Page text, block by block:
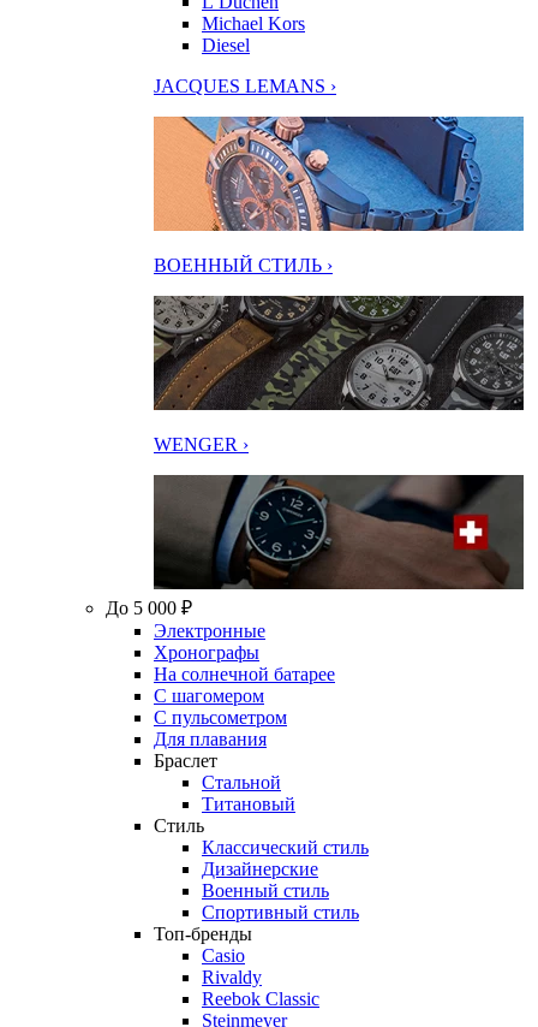
Michael Kors
Diesel
JACQUES LEMANS ›
ВОЕННЫЙ СТИЛЬ ›
WENGER ›
До 5 000 ₽
Электронные
Хронографы
На солнечной батарее
С шагомером
С пульсометром
Для плавания
Браслет
Стальной
Титановый
Стиль
Классический стиль
Дизайнерские
Военный стиль
Спортивный стиль
Топ-бренды
Casio
Rivaldy
Reebok Classic
Steinmeyer